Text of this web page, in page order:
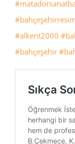
#alkent2000
#bahçeşehir